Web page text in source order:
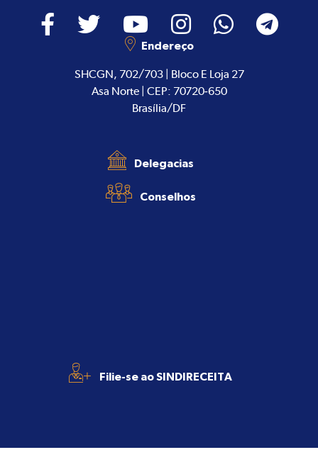
Endereço
SHCGN, 702/703 | Bloco E Loja 27
Asa Norte | CEP: 70720-650
Brasília/DF
Delegacias
Conselhos
+ Filie-se ao SINDIRECEITA